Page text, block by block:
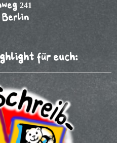
241
Berlin
für euch: